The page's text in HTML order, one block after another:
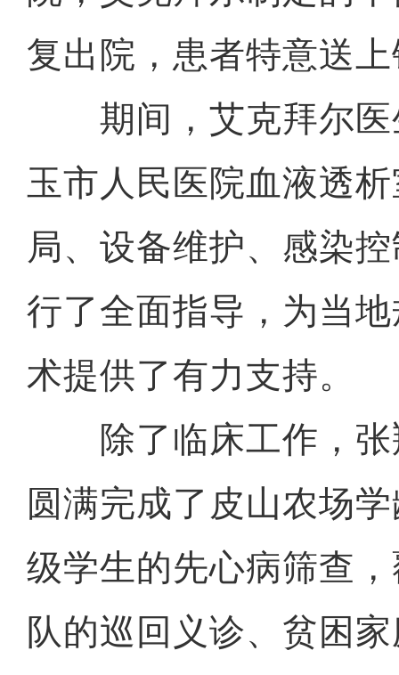
复出院，患者特意送
期间，艾克拜尔医
玉市人民医院血液透
局、设备维护、感染
行了全面指导，为当
术提供了有力支持。
除了临床工作，张
圆满完成了皮山农场
级学生的先心病筛查
队的巡回义诊、贫困